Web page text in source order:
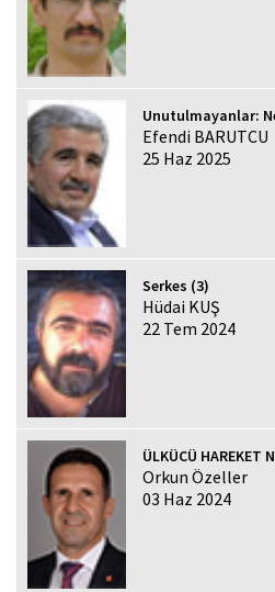
Unutulmayanlar:
Efendi BARUTCU
25 Haz 2025
Serkes (3)
Hüdai KUŞ
22 Tem 2024
ÜLKÜCÜ HAREKET
Orkun Özeller
03 Haz 2024